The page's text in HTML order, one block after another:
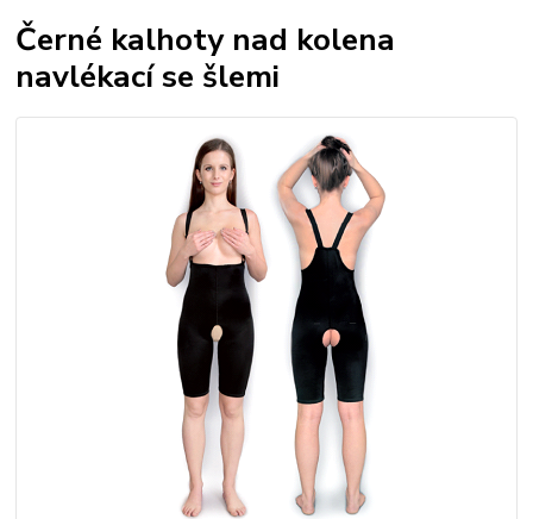
Černé kalhoty nad kolena
navlékací se šlemi